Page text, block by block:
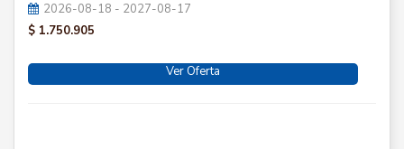
2026-08-18 - 2027-08-17
$ 1.750.905
Ver Oferta